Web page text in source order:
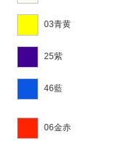
03青黄
25紫
46藍
06金赤